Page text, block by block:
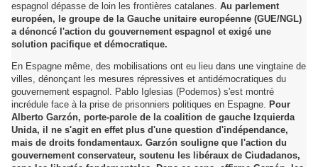
espagnol dépasse de loin les frontières catalanes. Au parlement
européen, le groupe de la Gauche unitaire européenne (GUE/NGL)
a dénoncé l'action du gouvernement espagnol et exigé une
solution pacifique et démocratique.
En Espagne même, des mobilisations ont eu lieu dans une vingtaine de
villes, dénonçant les mesures répressives et antidémocratiques du
gouvernement espagnol. Pablo Iglesias (Podemos) s'est montré
incrédule face à la prise de prisonniers politiques en Espagne. Pour
Alberto Garzón, porte-parole de la coalition de gauche Izquierda
Unida, il ne s'agit en effet plus d'une question d'indépendance,
mais de droits fondamentaux. Garzón souligne que l'action du
gouvernement conservateur, soutenu les libéraux de Ciudadanos,